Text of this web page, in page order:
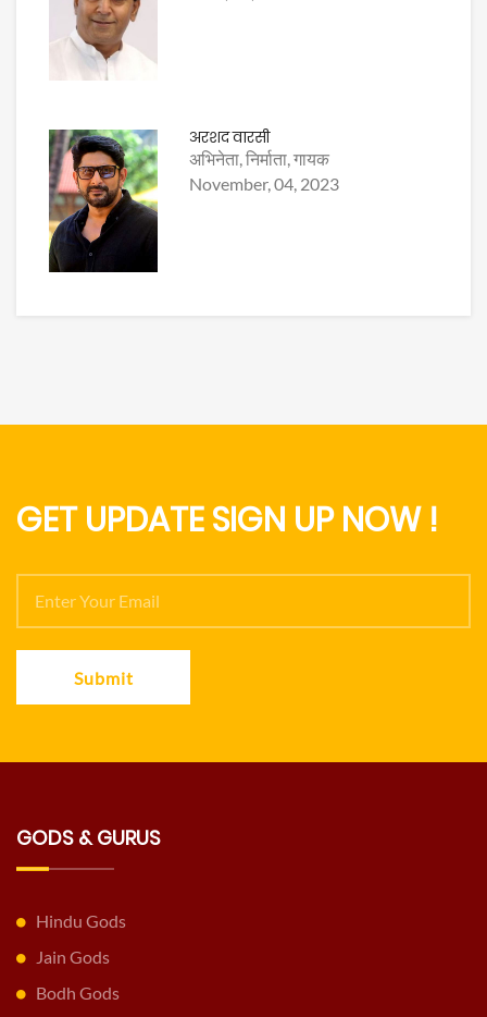
अरशद वारसी
अभिनेता, निर्माता, गायक
November, 04, 2023
GET UPDATE SIGN UP NOW !
Submit
GODS & GURUS
Hindu Gods
Jain Gods
Bodh Gods